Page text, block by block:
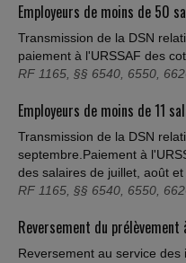
Employeurs de moins de 50
Transmission de la DSN
paiement à l'URSSAF des
RF 1165, §§ 6540, 6550,
Employeurs de moins de 11
Transmission de la DSN
septembre.Paiement à
des salaires de juillet, août et
RF 1165, §§ 6540, 6550,
Reversement du
Reversement au service